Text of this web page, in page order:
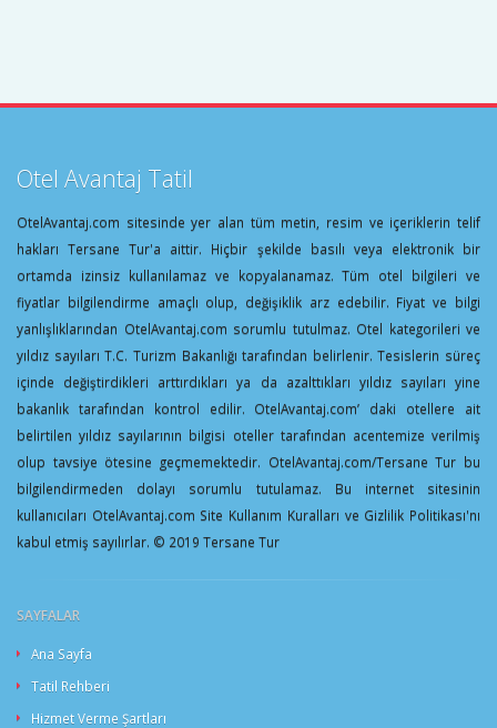
Otel Avantaj Tatil
OtelAvantaj.com sitesinde yer alan tüm metin, resim ve içeriklerin telif
hakları Tersane Tur'a aittir. Hiçbir şekilde basılı veya elektronik bir
ortamda izinsiz kullanılamaz ve kopyalanamaz. Tüm otel bilgileri ve
fiyatlar bilgilendirme amaçlı olup, değişiklik arz edebilir. Fiyat ve bilgi
yanlışlıklarından OtelAvantaj.com sorumlu tutulmaz. Otel kategorileri ve
yıldız sayıları T.C. Turizm Bakanlığı tarafından belirlenir. Tesislerin süreç
içinde değiştirdikleri arttırdıkları ya da azalttıkları yıldız sayıları yine
bakanlık tarafından kontrol edilir. OtelAvantaj.com’ daki otellere ait
belirtilen yıldız sayılarının bilgisi oteller tarafından acentemize verilmiş
olup tavsiye ötesine geçmemektedir. OtelAvantaj.com/Tersane Tur bu
bilgilendirmeden dolayı sorumlu tutulamaz. Bu internet sitesinin
kullanıcıları OtelAvantaj.com Site Kullanım Kuralları ve Gizlilik Politikası'nı
kabul etmiş sayılırlar. © 2019 Tersane Tur
SAYFALAR
Ana Sayfa
Tatil Rehberi
Hizmet Verme Şartları